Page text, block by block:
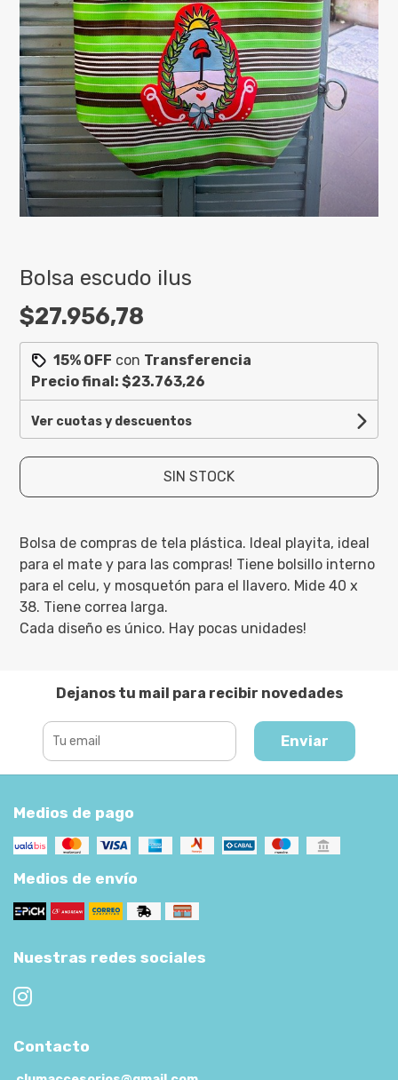
Bolsa escudo ilus
$27.956,78
15% OFF con Transferencia
Precio final:$23.763,26
Ver cuotas y descuentos
SIN STOCK
Bolsa de compras de tela plástica. Ideal playita, ideal
para el mate y para las compras! Tiene bolsillo interno
para el celu, y mosquetón para el llavero. Mide 40 x
38. Tiene correa larga.
Cada diseño es único. Hay pocas unidades!
Dejanos tu mail para recibir novedades
Enviar
Medios de pago
Medios de envío
Nuestras redes sociales
Contacto